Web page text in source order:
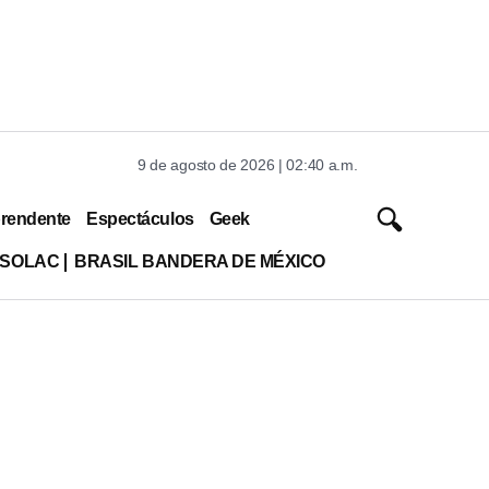
9 de agosto de 2026 | 02:40 a.m.
Espectáculos Geek
BRASIL BANDERA DE MÉXICO